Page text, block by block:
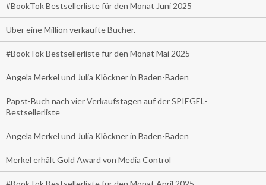
#BookTok Bestsellerliste für den Monat Juni 2025
Über eine Million verkaufte Bücher.
#BookTok Bestsellerliste für den Monat Mai 2025
Angela Merkel und Julia Klöckner in Baden-Baden
Papst-Buch nach vier Verkaufstagen auf der SPIEGEL-
Bestsellerliste
Angela Merkel und Julia Klöckner in Baden-Baden
Merkel erhält Gold Award von Media Control